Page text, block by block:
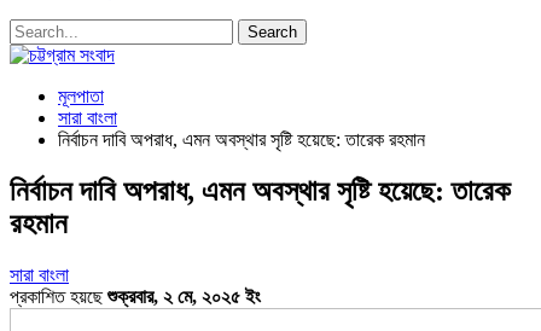
মূলপাতা
সারা বাংলা
নির্বাচন দাবি অপরাধ, এমন অবস্থার সৃষ্টি হয়েছে: তারেক রহমান
নির্বাচন দাবি অপরাধ, এমন অবস্থার সৃষ্টি হয়েছে: তারেক
রহমান
সারা বাংলা
প্রকাশিত হয়ছেশুক্রবার, ২ মে, ২০২৫ ইং